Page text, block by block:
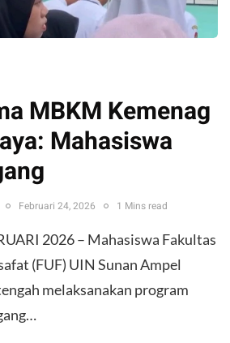
MBKM Kemenag
Mahasiswa
Februari 24, 2026 1 Mins read
2026 – Mahasiswa Fakultas
(FUF) UIN Sunan Ampel
melaksanakan program